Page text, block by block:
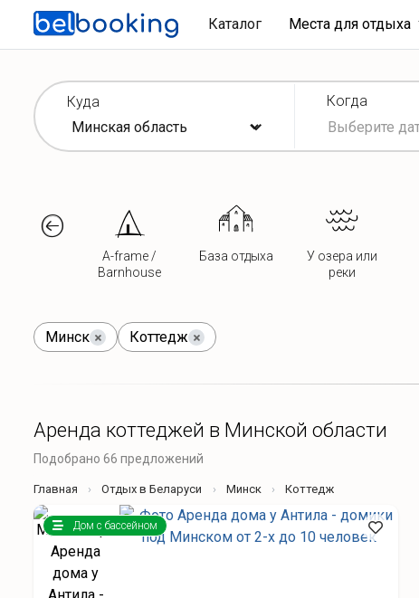
Каталог Места для отдыха
Куда Когда
A-frame /
Barnhouse
База отдыха
У озера или
реки
Минск Коттедж
Аренда коттеджей в Минской области
Подобрано 66 предложений
Главная Отдых в Беларуси Минск Коттедж
Дом с бассейном